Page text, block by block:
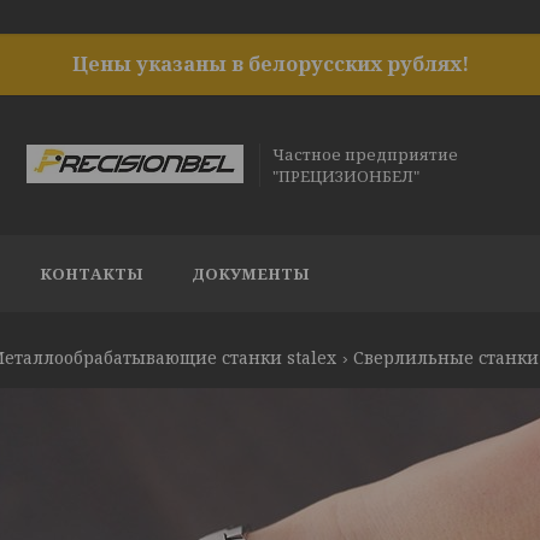
Цены указаны в белорусских рублях!
Частное предприятие
"ПРЕЦИЗИОНБЕЛ"
КОНТАКТЫ ДОКУМЕНТЫ
станки stalex Сверлильные станки